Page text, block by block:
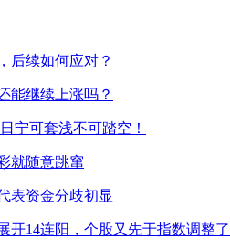
后续如何应对？
能继续上涨吗？
宁可套浅不可踏空！
就随意跳窜
表资金分歧初显
开14连阳，个股又先于指数调整了